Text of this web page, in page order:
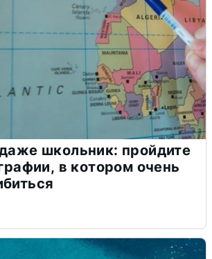
школьник: пройдите
в котором очень